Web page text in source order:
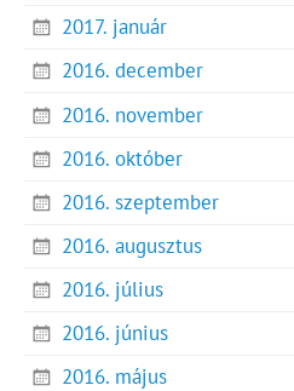
2017. január
2016. december
2016. november
2016. október
2016. szeptember
2016. augusztus
2016. július
2016. június
2016. május